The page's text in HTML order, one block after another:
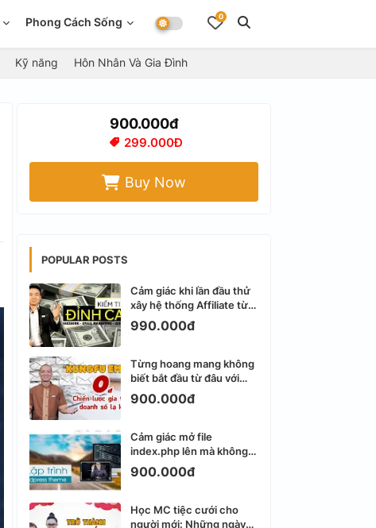
Phong Cách Sống 0
Kỹ năng Hôn Nhân Và Gia Đình
900.000đ
299.000Đ
Buy Now
POPULAR POSTS
Cảm giác khi lần đầu thử
xây hệ thống Affiliate từ
Facebook cá nhân
990.000đ
Từng hoang mang không
biết bắt đầu từ đâu với
Email Marketing
900.000đ
Cảm giác mở file
index.php lên mà không
biết viết gì tiếp theo
900.000đ
Học MC tiệc cưới cho
người mới: Những ngày